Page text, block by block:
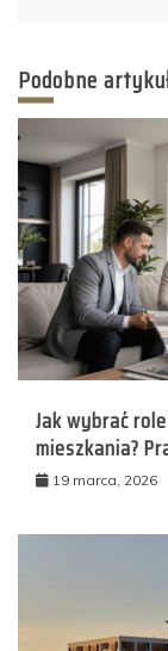
Podobne
Jak wybrać
mieszkania?
19 marca, 2026